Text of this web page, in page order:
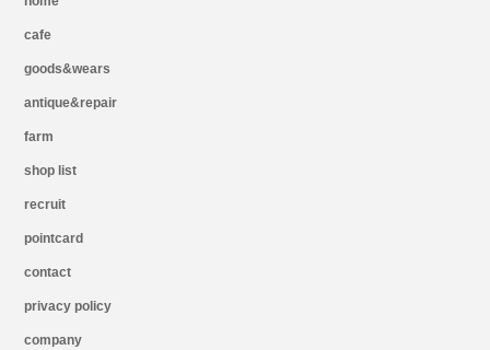
cafe
goods&wears
antique&repair
farm
shop list
recruit
pointcard
contact
privacy policy
company